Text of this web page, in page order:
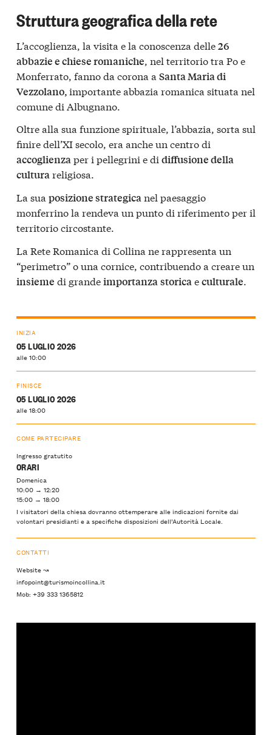
Struttura geografica della rete
L’accoglienza, la visita e la conoscenza delle26
abbazie e chiese romaniche, nel territorio tra Po e
Monferrato, fanno da corona a Santa Maria di
Vezzolano,importante abbazia romanica situata nel
comune di Albugnano.
Oltre alla sua funzione spirituale, l’abbazia, sorta sul
finire dell’XI secolo, era anche un centro di
accoglienzaper i pellegrini e di diffusione della
culturareligiosa.
La sua posizione strategicanel paesaggio
monferrino la rendeva un punto di riferimento per il
territorio circostante.
La Rete Romanica di Collina ne rappresenta un
“perimetro” o una cornice, contribuendo a creare un
insieme di grandeimportanza storica eculturale
INIZIA
05 LUGLIO 2026
alle 10:00
FINISCE
05 LUGLIO 2026
alle 18:00
COME PARTECIPARE
Ingresso gratutito
ORARI
Domenica
10:00 → 12:20
15:00 → 18:00
I visitatori della chiesa dovranno ottemperare alle indicazioni fornite dai
volontari presidianti e a specifiche disposizioni dell’Autorità Locale.
CONTATTI
Website ↝
infopoint@turismoincollina.it
Mob: +39 333 1365812